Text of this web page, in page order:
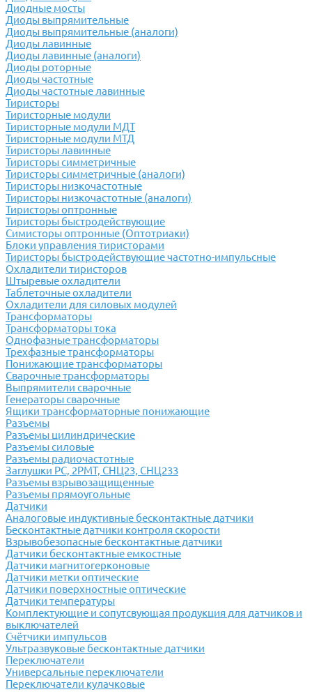
Диодные мосты
Диоды выпрямительные
Диоды выпрямительные (аналоги)
Диоды лавинные
Диоды лавинные (аналоги)
Диоды роторные
Диоды частотные
Диоды частотные лавинные
Тиристоры
Тиристорные модули
Тиристорные модули МДТ
Тиристорные модули МТД
Тиристоры лавинные
Тиристоры симметричные
Тиристоры симметричные (аналоги)
Тиристоры низкочастотные
Тиристоры низкочастотные (аналоги)
Тиристоры оптронные
Тиристоры быстродействующие
Симисторы оптронные (Оптотриаки)
Блоки управления тиристорами
Тиристоры быстродействующие частотно-импульсные
Охладители тиристоров
Штыревые охладители
Таблеточные охладители
Охладители для силовых модулей
Трансформаторы
Трансформаторы тока
Однофазные трансформаторы
Трехфазные трансформаторы
Понижающие трансформаторы
Сварочные трансформаторы
Выпрямители сварочные
Генераторы сварочные
Ящики трансформаторные понижающие
Разъемы
Разъемы цилиндрические
Разъемы силовые
Разъемы радиочастотные
Заглушки РС, 2РМТ, СНЦ23, СНЦ233
Разъемы взрывозащищенные
Разъемы прямоугольные
Датчики
Аналоговые индуктивные бесконтактные датчики
Бесконтактные датчики контроля скорости
Взрывобезопасные бесконтактные датчики
Датчики бесконтактные емкостные
Датчики магнитогерконовые
Датчики метки оптические
Датчики поверхностные оптические
Датчики температуры
Комплектующие и сопутсвующая продукция для датчиков и
выключателей
Счётчики импульсов
Ультразвуковые бесконтактные датчики
Переключатели
Универсальные переключатели
Переключатели кулачковые